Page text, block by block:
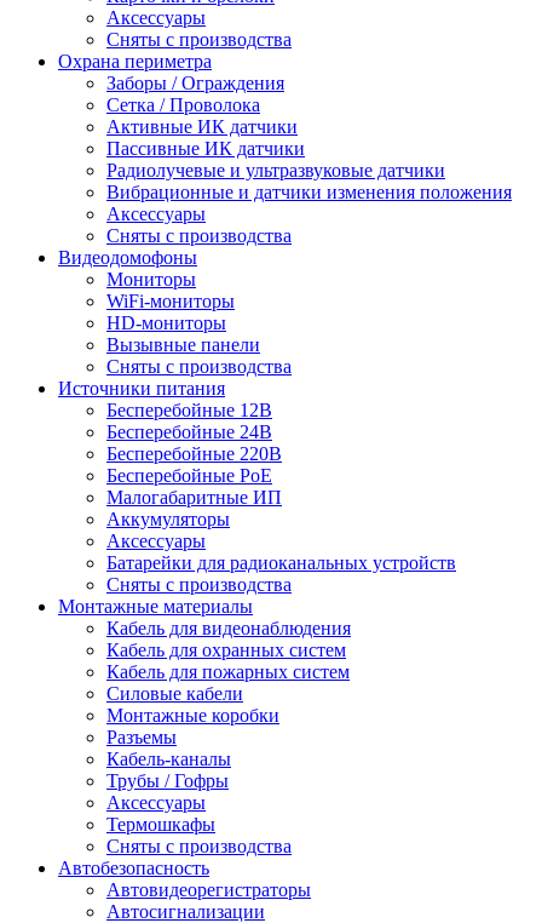
Аксессуары
Сняты с производства
Охрана периметра
Заборы / Ограждения
Сетка / Проволока
Активные ИК датчики
Пассивные ИК датчики
Радиолучевые и ультразвуковые датчики
Вибрационные и датчики изменения положения
Аксессуары
Сняты с производства
Видеодомофоны
Мониторы
WiFi-мониторы
HD-мониторы
Вызывные панели
Сняты с производства
Источники питания
Бесперебойные 12В
Бесперебойные 24В
Бесперебойные 220В
Бесперебойные PoE
Малогабаритные ИП
Аккумуляторы
Аксессуары
Батарейки для радиоканальных устройств
Сняты с производства
Монтажные материалы
Кабель для видеонаблюдения
Кабель для охранных систем
Кабель для пожарных систем
Силовые кабели
Монтажные коробки
Разъемы
Кабель-каналы
Трубы / Гофры
Аксессуары
Термошкафы
Сняты с производства
Автобезопасность
Автовидеорегистраторы
Автосигнализации